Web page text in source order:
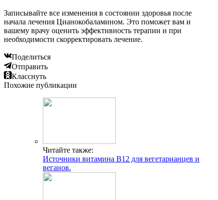
Записывайте все изменения в состоянии здоровья после
начала лечения Цианокобаламином. Это поможет вам и
вашему врачу оценить эффективность терапии и при
необходимости скорректировать лечение.
Поделиться
Отправить
Класснуть
Похожие публикации
Читайте также:
Источники витамина В12 для вегетарианцев и
веганов.